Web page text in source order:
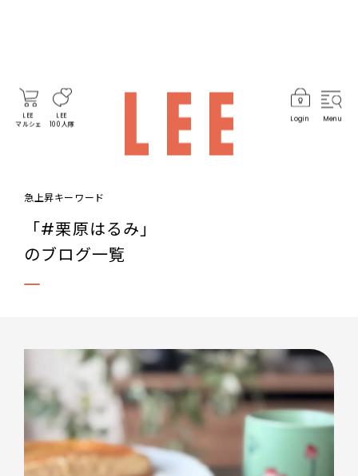
LEE
マルシェ
LEE
100人隊
Login Menu
急上昇キーワード
「#栗原はるみ」
のブログ一覧